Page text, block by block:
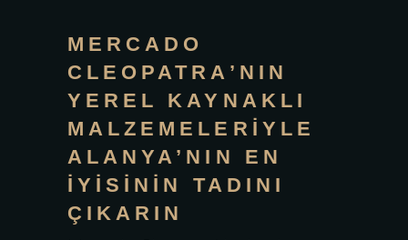
MERCADO
CLEOPATRA’NIN
YEREL KAYNAKLI
MALZEMELERIYLE
ALANYA’NIN EN
İYISININ TADINI
ÇIKARIN